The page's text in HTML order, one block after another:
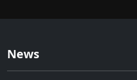
News